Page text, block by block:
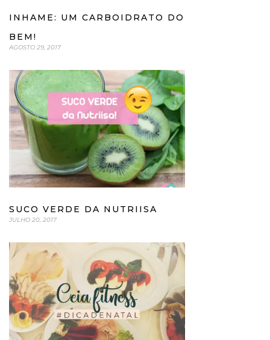
INHAME: UM CARBOIDRATO DO
BEM!
AGOSTO 29, 2017
SUCO VERDE DA NUTRIISA
JULHO 20, 2017